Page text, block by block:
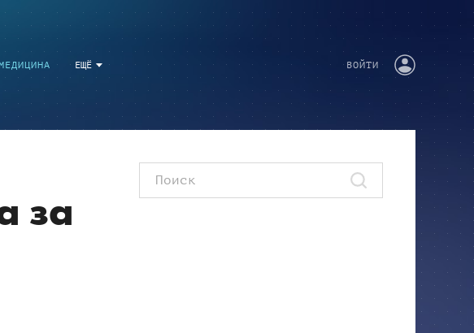
ЕЩЁ ВОЙТИ
за